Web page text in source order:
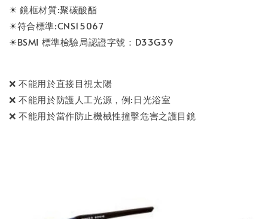
☀ 鏡框材質:聚碳酸酯
☀符合標準:CNS15067
☀BSMI 標準檢驗局認證字號：D33G39
❌ 不能用於直接目視太陽
❌ 不能用於防護人工光源，例:日光浴室
❌ 不能用於當作防止機械性撞擊危害之護目鏡